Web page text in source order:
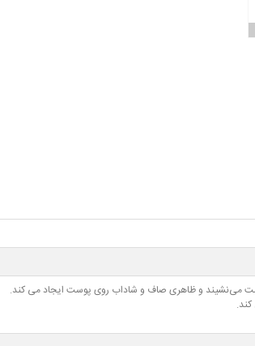
می‌نشیند و ظاهری صاف و شاداب روی پوست ایجاد می کند.